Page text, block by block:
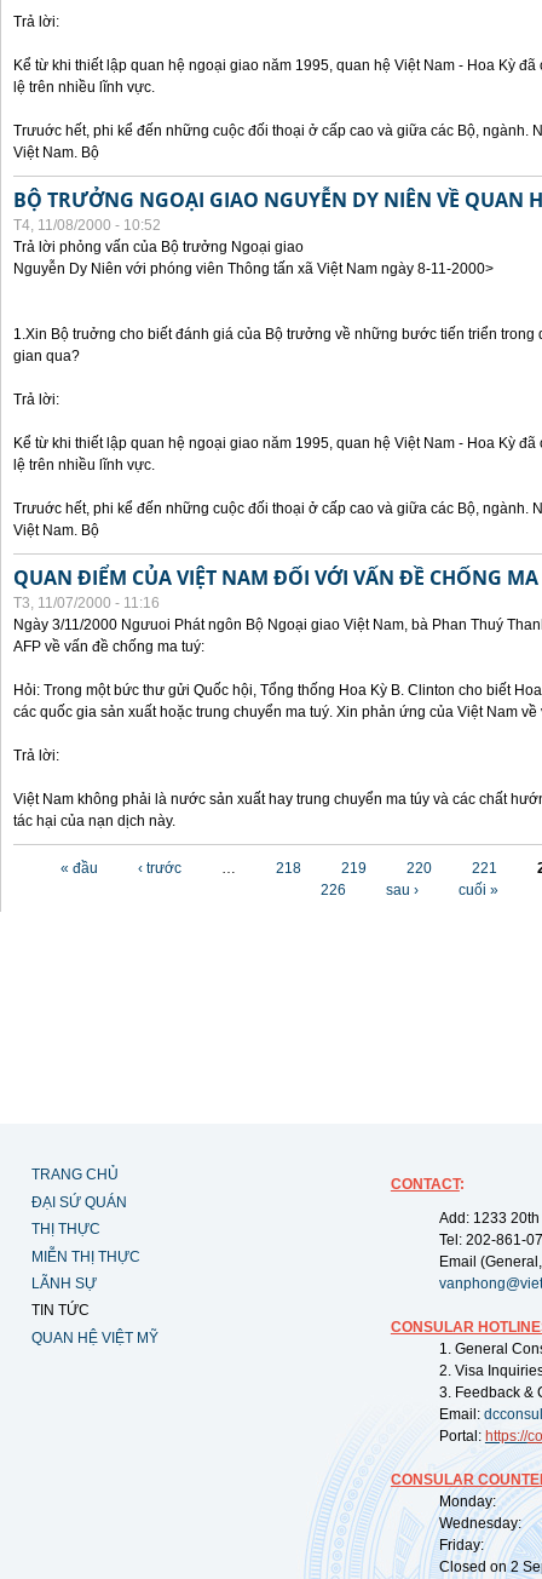
Trả lời:
Kể từ khi thiết lập quan hệ ngoại giao năm 1995, quan hệ Việt Nam - Hoa Kỳ
lệ trên nhiều lĩnh vực.
Trưuớc hết, phi kể đến những cuộc đối thoại ở cấp cao và giữa các Bộ, ngành.
Việt Nam. Bộ
BỘ TRƯỞNG NGOẠI GIAO NGUYỄN DY NIÊN VỀ QUAN
T4, 11/08/2000 - 10:52
Trả lời phỏng vấn của Bộ trưởng Ngoại giao
Nguyễn Dy Niên với phóng viên Thông tấn xã Việt Nam ngày 8-11-2000>
1.Xin Bộ truởng cho biết đánh giá của Bộ trưởng về những bước tiến triển trong
gian qua?
Trả lời:
Kể từ khi thiết lập quan hệ ngoại giao năm 1995, quan hệ Việt Nam - Hoa Kỳ
lệ trên nhiều lĩnh vực.
Trưuớc hết, phi kể đến những cuộc đối thoại ở cấp cao và giữa các Bộ, ngành.
Việt Nam. Bộ
QUAN ĐIỂM CỦA VIỆT NAM ĐỐI VỚI VẤN ĐỀ CHỐNG MA
T3, 11/07/2000 - 11:16
Ngày 3/11/2000 Ngưuoi Phát ngôn Bộ Ngoại giao Việt Nam, bà Phan Thuý
AFP về vấn đề chống ma tuý:
Hỏi: Trong một bức thư gửi Quốc hội, Tổng thống Hoa Kỳ B. Clinton cho biết
các quốc gia sản xuất hoặc trung chuyển ma tuý. Xin phản ứng của Việt Nam về
Trả lời:
Việt Nam không phải là nước sản xuất hay trung chuyển ma túy và các chất
tác hại của nạn dịch này.
« đầu ‹ trước … 218 219 220 221
226
sau › cuối »
TRANG CHỦ
ĐẠI SỨ QUÁN
THỊ THỰC
MIỄN THỊ THỰC
LÃNH SỰ
TIN TỨC
QUAN HỆ VIỆT MỸ
CONTACT:
Add: 1233
Tel: 202-861-
Email
CONSULAR
1. General
2. Visa
3. Feedback &
Email:
Portal: https://
CONSULAR
Monday:
Wednesday:
Friday:
Closed on 2